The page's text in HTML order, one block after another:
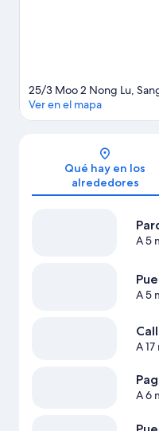
25/3 Moo 2 Nong Lu,
Ver en el mapa
Qué hay en los
alrededores
A 5
A 5
A
A 6